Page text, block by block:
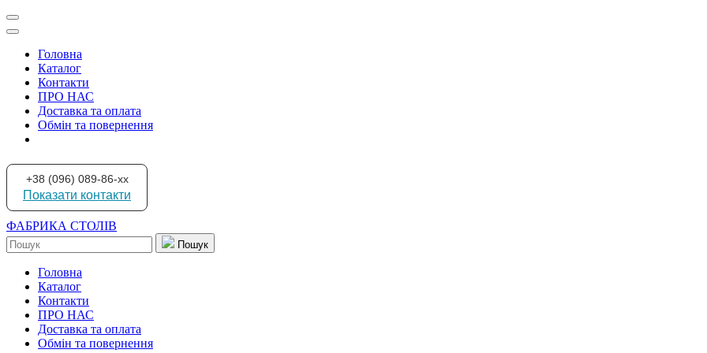
Головна
Каталог
Контакти
ПРО НАС
Доставка та оплата
Обмін та повернення
+38 (096) 089-86-xx
Показати контакти
ФАБРИКА СТОЛІВ
Пошук
Головна
Каталог
Контакти
ПРО НАС
Доставка та оплата
Обмін та повернення